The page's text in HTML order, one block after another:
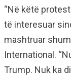
“Në këtë
të interesuar
mashtruar
International.
Trump. Nuk ka